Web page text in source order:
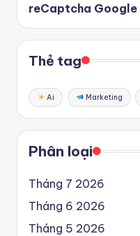
reCaptcha
Thẻ tag
Ai Marketing
Phân loại
Tháng 7 2026
Tháng 6 2026
Tháng 5 2026